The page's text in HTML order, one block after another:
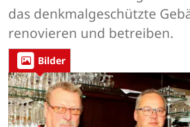
das denkmalgeschützte
renovieren und betreiben.
Bilder